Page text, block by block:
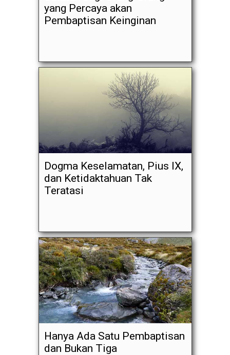
yang Percaya akan
Pembaptisan Keinginan
Dogma Keselamatan, Pius IX,
dan Ketidaktahuan Tak
Teratasi
Hanya Ada Satu Pembaptisan
dan Bukan Tiga